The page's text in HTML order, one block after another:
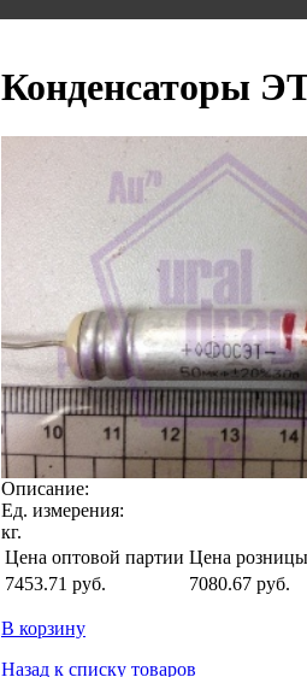
Конденсаторы
Описание:
Ед. измерения:
кг.
Цена оптовой партии Цена розницы
7453.71 руб. 7080.67 руб.
В корзину
Назад к списку товаров